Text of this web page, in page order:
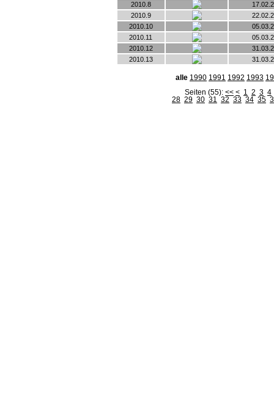
2010.8
2010.9
2010.10
2010.11
2010.12
2010.13
alle 1990 1991 1992 1993
Seiten (55): << < 1 2 3 4
28 29 30 31 32 33 34 35